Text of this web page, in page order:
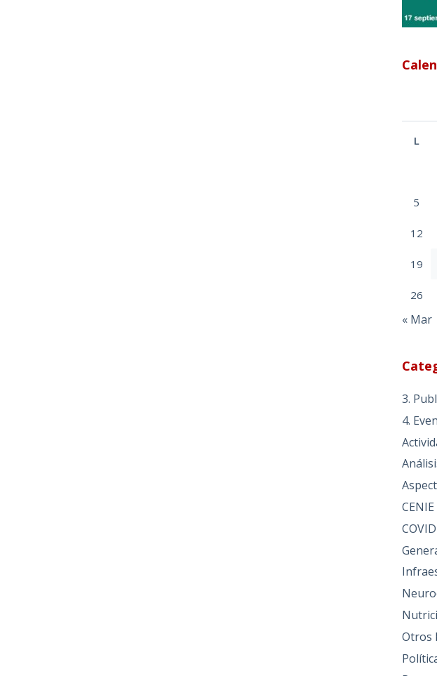
L
5
12
19
26
« Mar
3.
4.
CENIE
Otros